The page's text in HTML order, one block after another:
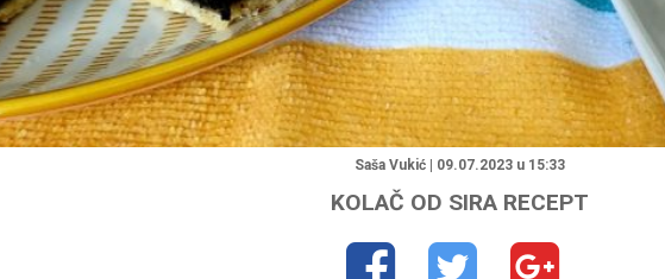
"
Saša Vukić | 09.07.2023 u 15:33
KOLAČ OD SIRA RECEPT